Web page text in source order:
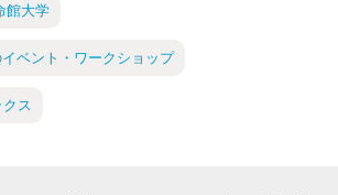
館大学
ベント・ワークショップ
ス